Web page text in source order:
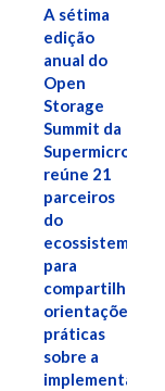
A sétima
edição
anual do
Open
Storage
Summit da
Supermicro
reúne 21
parceiros
do
ecossistema
para
compartilhar
orientações
práticas
sobre a
implementação